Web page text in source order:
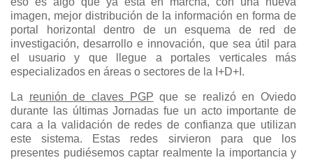
imagen, mejor distribución de la información en forma de
portal horizontal dentro de un esquema de red de
investigación, desarrollo e innovación, que sea útil para
el usuario y que llegue a portales verticales más
especializados en áreas o sectores de la I+D+I.
La reunión de claves PGP que se realizó en Oviedo
durante las últimas Jornadas fue un acto importante de
cara a la validación de redes de confianza que utilizan
este sistema. Estas redes sirvieron para que los
presentes pudiésemos captar realmente la importancia y